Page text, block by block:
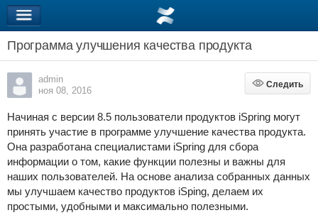
Программа улучшения качества продукта
admin
ноя 08, 2016
Следить
Следить
Начиная с версии 8.5 пользователи продуктов iSpring могут
принять участие в программе улучшение качества продукта.
Она разработана специалистами iSpring для сбора
информации о том, какие функции полезны и важны для
наших пользователей. На основе анализа собранных данных
мы улучшаем качество продуктов iSping, делаем их
простыми, удобными и максимально полезными.